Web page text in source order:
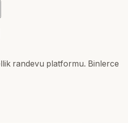
randevu platformu. Binlerce